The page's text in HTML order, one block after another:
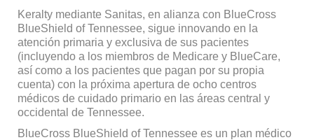
Keralty mediante Sanitas, en alianza con BlueCross
BlueShield of Tennessee, sigue innovando en la
atención primaria y exclusiva de sus pacientes
(incluyendo a los miembros de Medicare y BlueCare,
así como a los pacientes que pagan por su propia
cuenta) con la próxima apertura de ocho centros
médicos de cuidado primario en las áreas central y
occidental de Tennessee.
BlueCross BlueShield of Tennessee es un plan médico